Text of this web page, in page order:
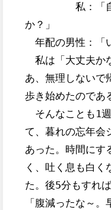
私：「自転車
か？」
年配の男性：「
私は「大丈夫か
あ、無理しないで
歩き始めたのであ
そんなことも1
て、暮れの忘年会
あった。時間にす
く、吐く息も白
た。後5分もすれ
「腹減ったな～